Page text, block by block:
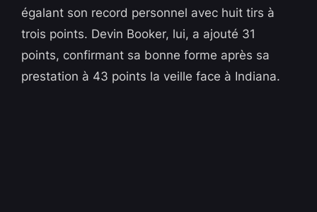
égalant son record personnel avec huit tirs à
trois points. Devin Booker, lui, a ajouté 31
points, confirmant sa bonne forme après sa
prestation à 43 points la veille face à Indiana.